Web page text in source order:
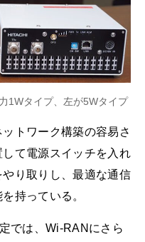
1Wタイプ、左が5Wタイプ
トワーク構築の容易さ
て電源スイッチを入れ
り取りし、最適な通信
持っている。
では、Wi-RANにさら